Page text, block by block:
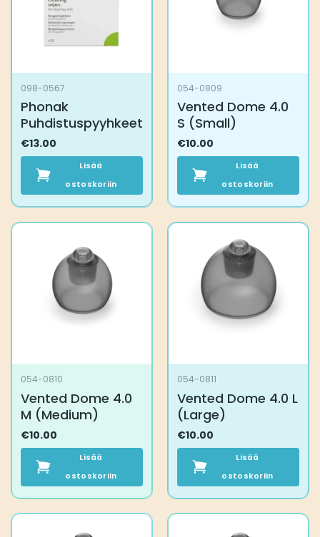
098-0567
Phonak
Puhdistuspyyhkeet
€13.00
Lisää
ostoskoriin
054-0809
Vented Dome 4.0
S (Small)
€10.00
Lisää
ostoskoriin
054-0810
Vented Dome 4.0
M (Medium)
€10.00
Lisää
ostoskoriin
054-0811
Vented Dome 4.0 L
(Large)
€10.00
Lisää
ostoskoriin